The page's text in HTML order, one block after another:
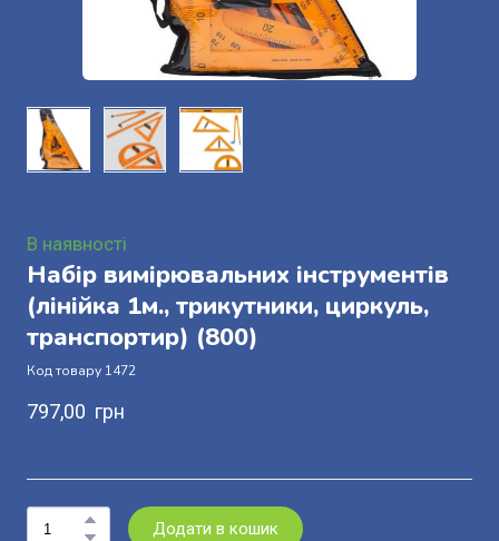
В наявності
Набір вимірювальних інструментів
(лінійка 1м., трикутники, циркуль,
транспортир) (800)
Код товару 1472
797,00  грн
Додати в кошик